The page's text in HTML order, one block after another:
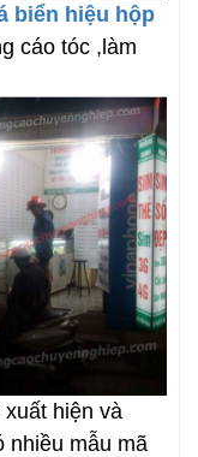
biển hiệu hộp
cáo tóc ,làm
hiện và
nhiều mẫu mã